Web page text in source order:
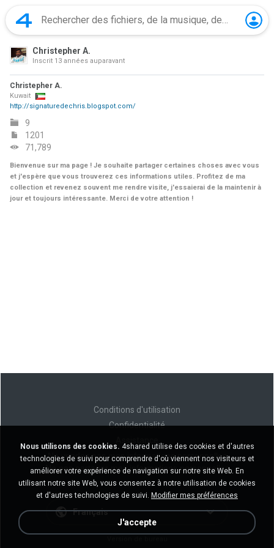
Christepher A.
Inscrit 13 années auparavant
Christepher A.
Kuwait
http://signaturedechris.blogspot.com/
9
1201
71,789
Bienvenue sur ma page ! Je souhaite partager certaines choses avec vous
et j'espère que vous trouverez ces informations utiles. Profitez de ma
collection et revenez souvent me rendre visite, j'essaierai de la maintenir à
jour et toujours intéressante. Merci de votre attention !
Conditions d'utilisation
Confidentialité
Ne vendez pas mes informations personnelles
Ne pas partager mes informations personnelles
Français
Nous utilisons des cookies. 4shared utilise des cookies et d'autres
technologies de suivi pour comprendre d'où viennent nos visiteurs et
améliorer votre expérience de navigation sur notre site Web. En
utilisant notre site Web, vous consentez à notre utilisation de cookies
et d'autres technologies de suivi. Modifier mes préférences
J'accepte